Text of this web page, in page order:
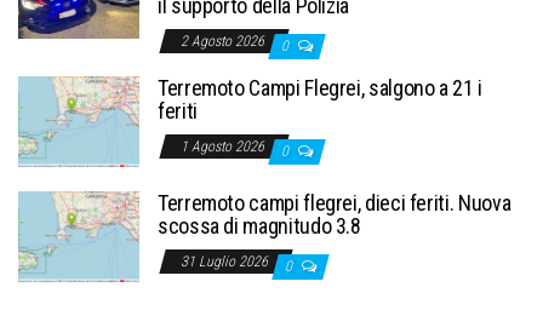
il supporto della Polizia
2 Agosto 2026 0
Terremoto Campi Flegrei, salgono a 21 i
feriti
1 Agosto 2026 0
Terremoto campi flegrei, dieci feriti. Nuova
scossa di magnitudo 3.8
31 Luglio 2026 0